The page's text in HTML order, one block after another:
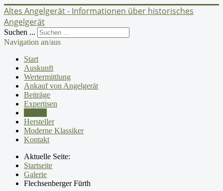
Altes Angelgerät - Informationen über historisches
Angelgerät
Suchen ...
Navigation an/aus
Start
Auskunft
Wertermittlung
Ankauf von Angelgerät
Beiträge
Expertisen
Hersteller
Moderne Klassiker
Kontakt
Aktuelle Seite:
Startseite
Galerie
Flechsenberger Fürth